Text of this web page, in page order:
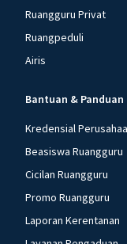
Ruangguru Privat
Ruangpeduli
Airis
Bantuan & Panduan
Kredensial
Beasiswa Ruangguru
Cicilan Ruangguru
Promo Ruangguru
Laporan Kerentanan